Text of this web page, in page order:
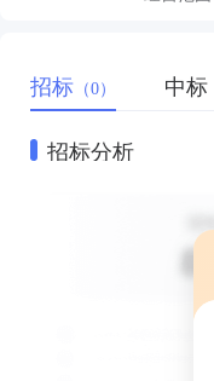
招标 （0） 中标
招标分析